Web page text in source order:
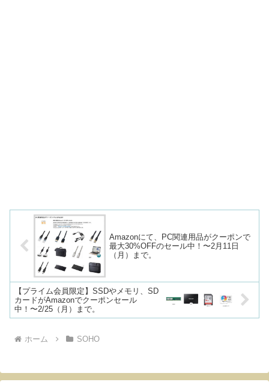
Amazonにて、PC関連用品がクーポンで
最大30%OFFのセール中！〜2月11日
（月）まで。
【プライム会員限定】SSDやメモリ、SD
カードがAmazonでクーポンセール
中！〜2/25（月）まで。
ホーム SOHO